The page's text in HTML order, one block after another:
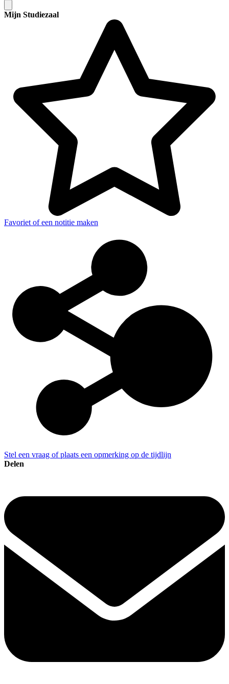
Mijn Studiezaal
Favoriet of een notitie maken
Stel een vraag of plaats een opmerking op de tijdlijn
Delen